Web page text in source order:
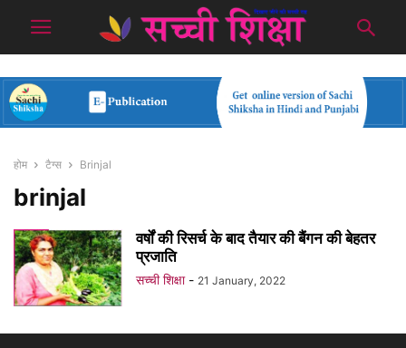
होम टैग्स Brinjal
brinjal
वर्षों की रिसर्च के बाद तैयार की बैंगन की बेहतर
प्रजाति
सच्ची शिक्षा - 21 January, 2022